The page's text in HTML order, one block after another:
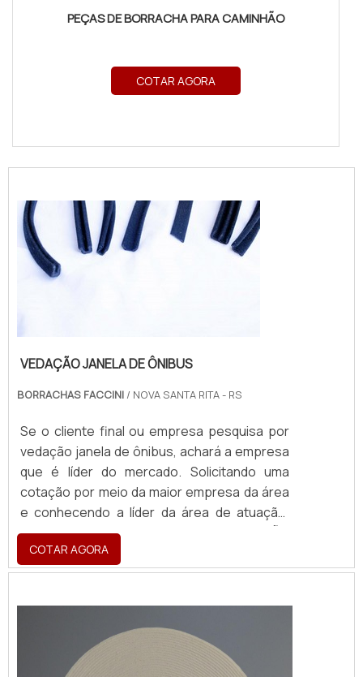
PEÇAS DE BORRACHA PARA CAMINHÃO
COTAR AGORA
VEDAÇÃO JANELA DE ÔNIBUS
BORRACHAS FACCINI / NOVA SANTA RITA - RS
Se o cliente final ou empresa pesquisa por
vedação janela de ônibus, achará a empresa
que é líder do mercado. Solicitando uma
cotação por meio da maior empresa da área
e conhecendo a líder da área de atuação.
DIFERENCIAIS IMPORTANTES DE VEDAÇÃO
JANELA DE ÔNIBUS Se alguém pesquisar
vedação janela de ônibus em uma empresa
canaletas revestidas e passa-fios autom...
COTAR AGORA